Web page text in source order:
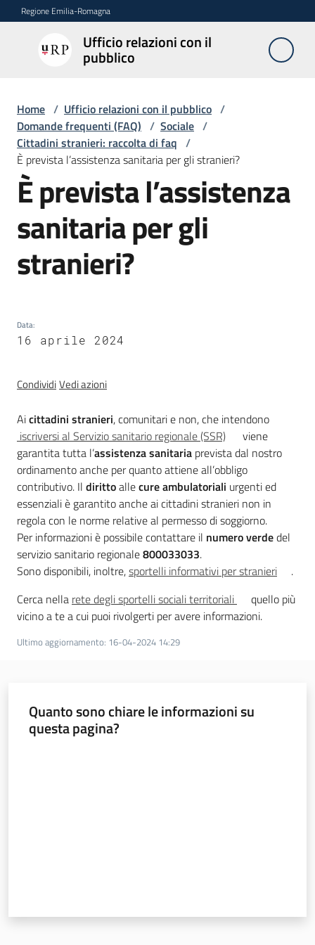
Vai al contenuto
Vai alla navigazione
Vai al footer
Regione Emilia-Romagna
Ufficio relazioni con il
pubblico
Ufficio
relazioni
pubblico
Novità
Servizi
dell'Urp
trasparenza
Domande
(FAQ)
Menu selezionato
P
e
r
s
o
n
e
e
r
g
a
Home / Ufficio relazioni con il pubblico /
Domande frequenti (FAQ) / Sociale /
Cittadini stranieri: raccolta di faq /
È prevista l’assistenza sanitaria per gli stranieri?
Salta al contenuto
È prevista l’assistenza
sanitaria per gli
stranieri?
Data:
16 aprile 2024
CondividiVedi azioni
Aicittadini stranieri, comunitari e non, che intendono
iscriversi al Servizio sanitario regionale (SSR)
viene
garantita tutta l’assistenza sanitaria prevista dal nostro
ordinamento anche per quanto attiene all’obbligo
contributivo. Il dirittoallecure ambulatoriali urgenti ed
essenziali è garantito anche ai cittadini stranieri non in
regola con le norme relative al permesso di soggiorno.
Per informazioni è possibile contattare il numero verdedel
servizio sanitario regionale800033033.
Sono disponibili, inoltre,sportelli informativi per stranieri
.
Cerca nella rete degli sportelli sociali territoriali
quello più
vicino a te a cui puoi rivolgerti per avere informazioni.
Ultimo aggiornamento: 16-04-2024 14:29
Quanto sono chiare le informazioni su
questa pagina?